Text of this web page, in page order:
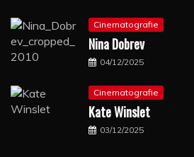
Cinematografie
Nina Dobrev
04/12/2025
Cinematografie
Kate Winslet
03/12/2025